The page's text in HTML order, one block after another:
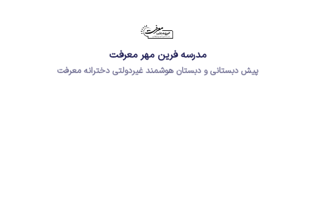
مدرسه فرین مهر معرفت
پیش دبستانی و دبستان هوشمند غیردولتی دخترانه معرفت